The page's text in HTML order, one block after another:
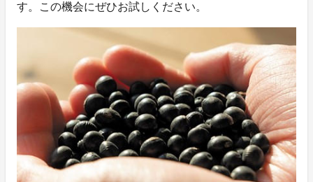
す。この機会にぜひお試しください。